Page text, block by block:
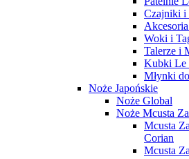
Czajniki i
Woki i
Talerze i
Kubki Le
Młynki
Noże Japońskie
Noże Global
Noże Mcusta
Mcusta
Corian
Mcusta